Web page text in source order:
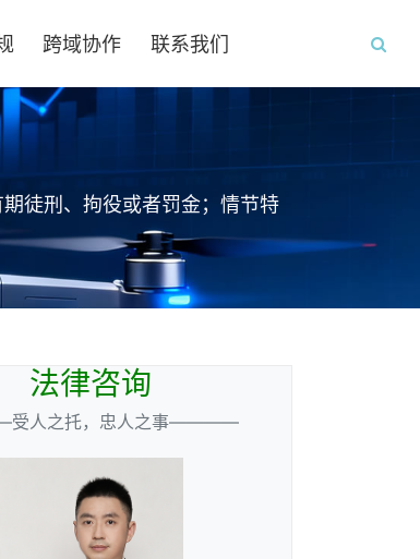
跨域协作 联系我们
徒刑、拘役或者罚金；情节特
法律咨询
人之托，忠人之事————